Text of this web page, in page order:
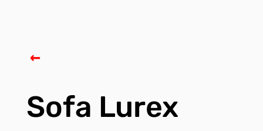
Sofa Lurex